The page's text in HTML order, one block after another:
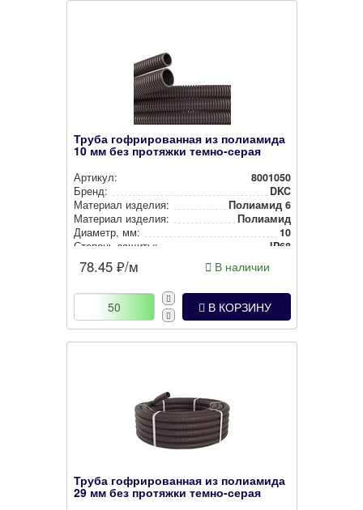
Труба гофрированная из полиамида
10 мм без протяжки темно-серая
Артикул:
8001050
Бренд:
DKC
Материал изделия:
Полиамид 6
Материал изделия:
Полиамид
Диаметр, мм:
10
Степень защиты:
IP68
Наличие протяжки:
Без протяжки
Цвет:
тем­но-се­рый
78.45 ₽/м В наличии
В КОРЗИНУ
Труба гофрированная из полиамида
29 мм без протяжки темно-серая